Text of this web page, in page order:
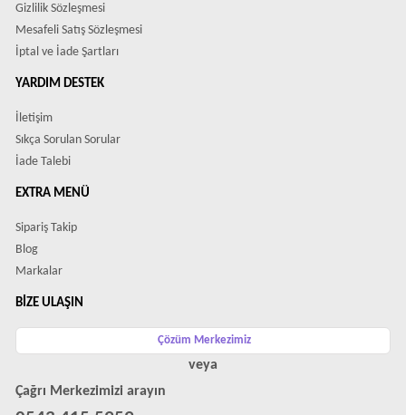
Gizlilik Sözleşmesi
Mesafeli Satış Sözleşmesi
İptal ve İade Şartları
YARDIM DESTEK
İletişim
Sıkça Sorulan Sorular
İade Talebi
EXTRA MENÜ
Sipariş Takip
Blog
Markalar
BIZE ULAŞIN
Çözüm Merkezimiz
veya
Çağrı Merkezimizi arayın